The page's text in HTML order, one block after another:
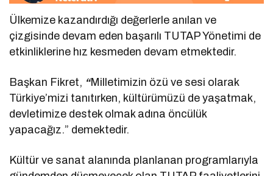
Ülkemize kazandırdığı değerlerle anılan ve
çizgisinde devam eden başarılı TUTAP Yönetimi de
etkinliklerine hız kesmeden devam etmektedir.
Başkan Fikret, “Milletimizin özü ve sesi olarak
Türkiye’mizi tanıtırken, kültürümüzü de yaşatmak,
devletimize destek olmak adına öncülük
yapacağız.” demektedir.
Kültür ve sanat alanında planlanan programlarıyla